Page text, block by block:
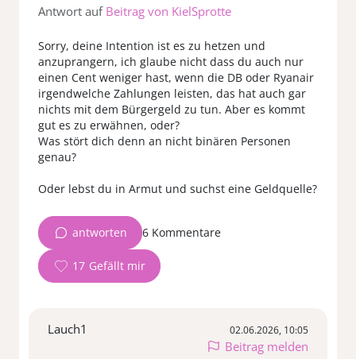
Antwort auf Beitrag von KielSprotte
Sorry, deine Intention ist es zu hetzen und
anzuprangern, ich glaube nicht dass du auch nur
einen Cent weniger hast, wenn die DB oder Ryanair
irgendwelche Zahlungen leisten, das hat auch gar
nichts mit dem Bürgergeld zu tun. Aber es kommt
gut es zu erwähnen, oder?
Was stört dich denn an nicht binären Personen
genau?
Oder lebst du in Armut und suchst eine Geldquelle?
antworten 6 Kommentare
17
Lauch1 02.06.2026, 10:05
Beitrag melden